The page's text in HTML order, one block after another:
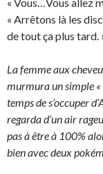
« Arrêtons là les
de tout ça plus tard.
La femme aux
murmura un simple «
temps de s’occuper
regarda d’un air
pas à être à 100%
bien avec deux